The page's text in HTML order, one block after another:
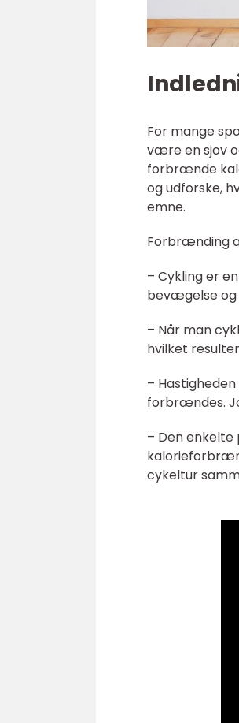
For mange
være en sjov
forbrænde
og udforske,
emne.
Forbrænding
– Cykling er
bevægelse og
– Når man
hvilket
–
forbrændes.
– Den
cykeltur